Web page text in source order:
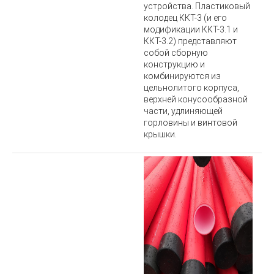
устройства. Пластиковый
колодец ККТ-3 (и его
модификации ККТ-3.1 и
ККТ-3.2) представляют
собой сборную
конструкцию и
комбинируются из
цельнолитого корпуса,
верхней конусообразной
части, удлиняющей
горловины и винтовой
крышки.